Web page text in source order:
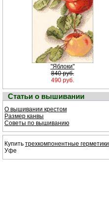
"Яблоки"
840 руб.
490 руб.
Статьи о вышивании
О вышивании крестом
Размер канвы
Советы по вышиванию
Купить трехкомпонентные герметики
Уфе